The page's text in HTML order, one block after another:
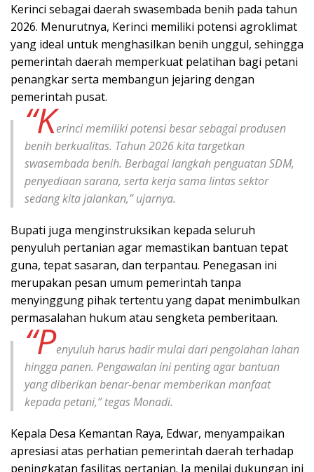
Kerinci sebagai daerah swasembada benih pada tahun
2026. Menurutnya, Kerinci memiliki potensi agroklimat
yang ideal untuk menghasilkan benih unggul, sehingga
pemerintah daerah memperkuat pelatihan bagi petani
penangkar serta membangun jejaring dengan
pemerintah pusat.
“Kerinci memiliki potensi besar sebagai produsen
benih berkualitas. Tahun 2026 kita targetkan
swasembada benih. Berbagai langkah penguatan SDM,
penyediaan sarana, serta kerja sama lintas sektor
sedang kita jalankan,” ujarnya.
Bupati juga menginstruksikan kepada seluruh
penyuluh pertanian agar memastikan bantuan tepat
guna, tepat sasaran, dan terpantau. Penegasan ini
merupakan pesan umum pemerintah tanpa
menyinggung pihak tertentu yang dapat menimbulkan
permasalahan hukum atau sengketa pemberitaan.
“Penyuluh harus hadir mulai dari pengolahan lahan
hingga panen. Pengawalan ini penting agar bantuan
yang diberikan benar-benar memberikan manfaat
kepada petani,” tegas Monadi.
Kepala Desa Kemantan Raya, Edwar, menyampaikan
apresiasi atas perhatian pemerintah daerah terhadap
peningkatan fasilitas pertanian. Ia menilai dukungan ini